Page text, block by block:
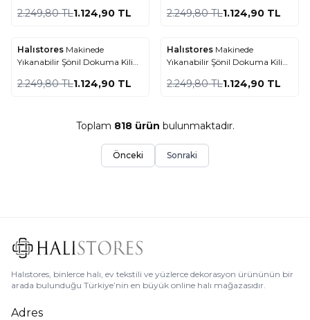
2.249,80TL1.124,90 TL 2.249,80TL1.124,90 TL
%50
Favorilere Ekle
Halıstores Makinede
Yıkanabilir Şönil Dokuma Kilim
2.249,80TL1.124,90 TL
%50
Favorilere Ekle
Halıstores Makinede
Yıkanabilir Şönil Dokuma Kilim
2.249,80TL1.124,90 TL
Toplam 818ürün bulunmaktadır.
Önceki Sonraki
Halıstores, binlerce halı, ev tekstili ve yüzlerce dekorasyon ürününün bir
arada bulunduğu Türkiye’nin en büyük online halı mağazasıdır.
Adres